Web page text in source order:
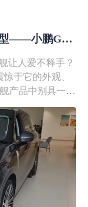
——小鹏GX
让人爱不释手？
于它的外观、
产品中别具一
驾后直呼丝滑、
，小鹏第二代V
我也在第一时间
，和大家聊聊试